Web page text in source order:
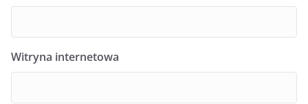
Witryna internetowa